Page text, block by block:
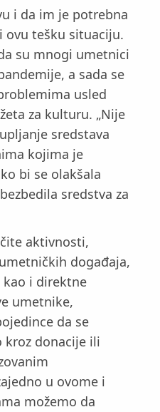
i da im je potrebna
ovu tešku situaciju.
su mnogi umetnici
a sada se
usled
za kulturu. „Nije
sredstava
kojima je
bi se olakšala
sredstva za
aktivnosti,
događaja,
i direktne
umetnike,
da se
kroz donacije ili
u ovome i
možemo da